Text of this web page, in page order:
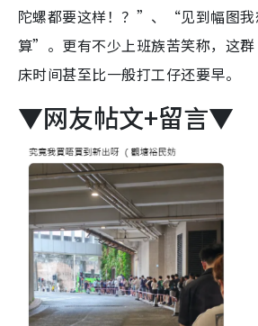
陀螺都要这样！？”、“见到幅图我
算”。更有不少上班族苦笑称，这
床时间甚至比一般打工仔还要早。
▼网友帖文+留言▼